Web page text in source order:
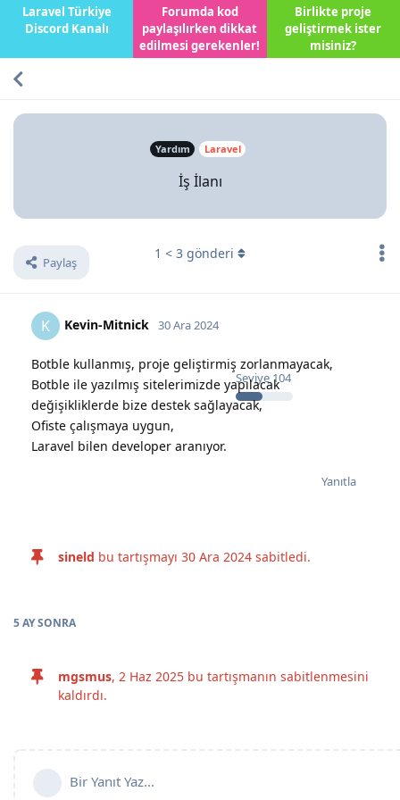
Laravel Türkiye
Discord Kanalı
Forumda kod
paylaşılırken dikkat
edilmesi gerekenler!
Birlikte proje
geliştirmek ister
misiniz?
Yardım Laravel
İş İlanı
Paylaş
1 < 3 gönderi
K Kevin-Mitnick
Seviye 104
30 Ara 2024
Botble kullanmış, proje geliştirmiş zorlanmayacak,
Botble ile yazılmış sitelerimizde yapılacak
değişikliklerde bize destek sağlayacak,
Ofiste çalışmaya uygun,
Laravel bilen developer aranıyor.
Yanıtla
sineld bu tartışmayı 30 Ara 2024 sabitledi.
5 AYSONRA
mgsmus, 2 Haz 2025 bu tartışmanın sabitlenmesini
kaldırdı.
Bir Yanıt Yaz...